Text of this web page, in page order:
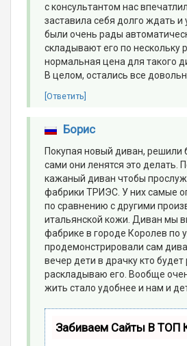
с консультантом нас
заставила себя долго ждать
были очень рады
складывают его по нескольку
нормальная цена для такого
В целом, остались все
[Ответить]
Борис
Покупая новый диван, решили
сами они ленятся это делать.
кажаный диван чтобы
фабрики ТРИЭС. У них самые
по сравнению с другими
итальянской кожи. Диван мы
фабрике в городе Королев по
продемонстрировали сам
вечер дети в драчку кто
раскладываю его. Вообще
жить стало удобнее и нам и
Забиваем Сайты В ТОП